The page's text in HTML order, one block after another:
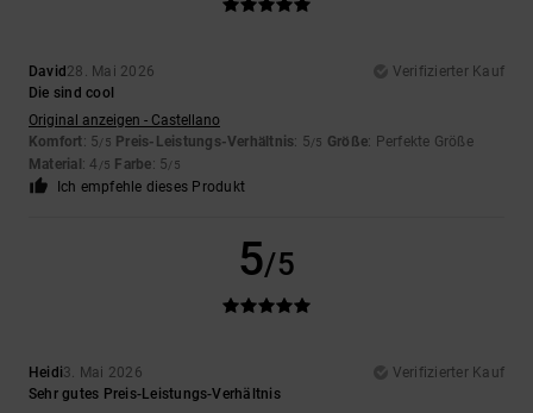
David 28. Mai 2026
Verifizierter Kauf
Die sind cool
Original anzeigen - Castellano
Komfort: 5/5 Preis-Leistungs-Verhältnis: 5/5 Größe: Perfekte Größe
Material : 4 /5 Farbe: 5/5
Ich empfehle dieses Produkt
5/5
Heidi3. Mai 2026
Verifizierter Kauf
Sehr gutes Preis-Leistungs-Verhältnis